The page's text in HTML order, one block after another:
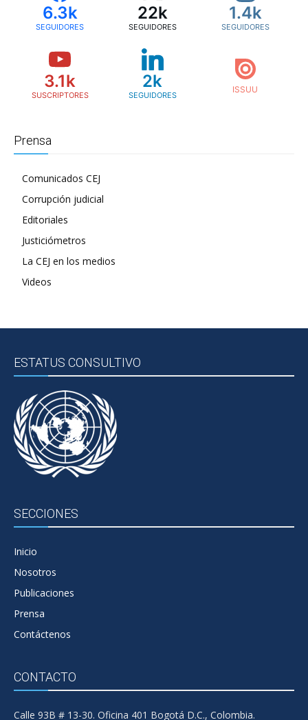
6.3k
SEGUIDORES
22k
SEGUIDORES
1.4k
SEGUIDORES
3.1k
SUSCRIPTORES
2k
SEGUIDORES
Prensa
Comunicados CEJ
Corrupción judicial
Editoriales
Justiciómetros
La CEJ en los medios
Videos
ESTATUS CONSULTIVO
SECCIONES
Inicio
Nosotros
Publicaciones
Prensa
Contáctenos
CONTACTO
Calle 93B # 13-30. Oficina 401 Bogotá D.C., Colombia.